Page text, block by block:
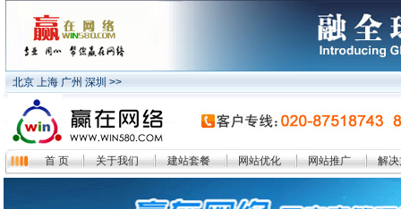
北京 上海 广州 深圳 >>
首 页 关于我们 建站套餐 网站优化 网站推广 解决